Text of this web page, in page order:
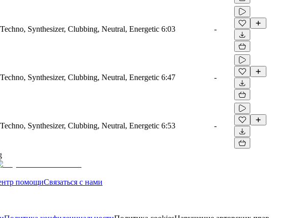
Synthesizer, Clubbing, Neutral, Energetic 6:03 -
Synthesizer, Clubbing, Neutral, Energetic 6:47 -
Synthesizer, Clubbing, Neutral, Energetic 6:53 -
помощиСвязаться с нами